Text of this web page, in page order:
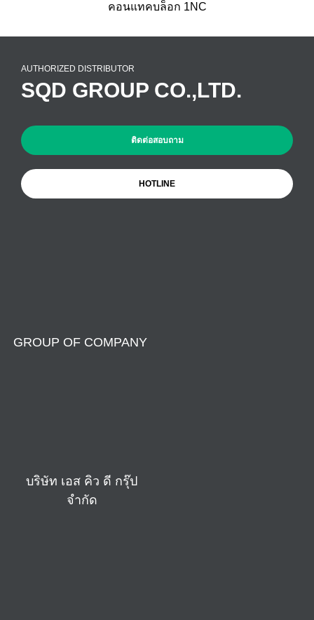
คอนแทคบล็อก 1NC
AUTHORIZED DISTRIBUTOR
SQD GROUP CO.,LTD.
ติดต่อสอบถาม
HOTLINE
GROUP OF COMPANY
บริษัท เอส คิว ดี กรุ๊ป
จำกัด